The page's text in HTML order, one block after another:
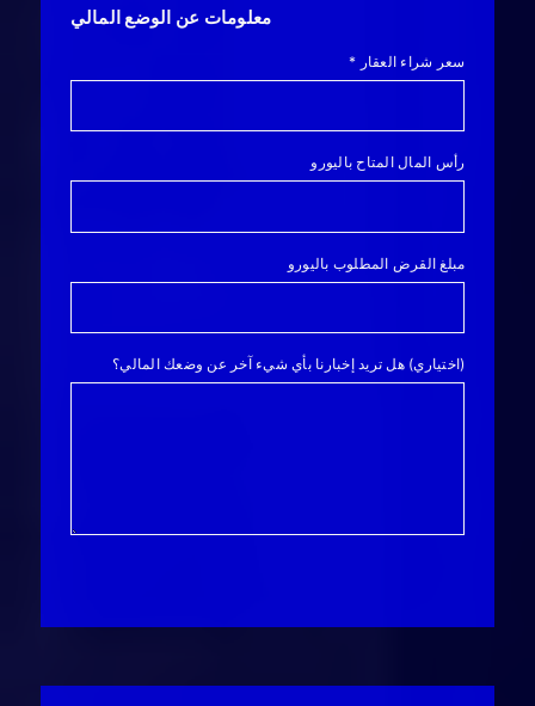
معلومات عن الوضع المالي
سعر شراء العقار *
رأس المال المتاح باليورو
مبلغ القرض المطلوب باليورو
(اختياري) هل تريد إخبارنا بأي شيء آخر عن وضعك المالي؟